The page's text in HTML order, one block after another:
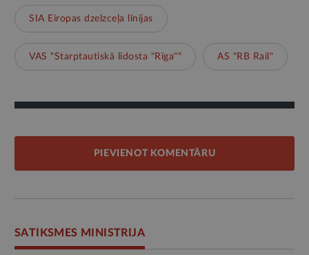
SIA Eiropas dzelzceļa līnijas
VAS "Starptautiskā lidosta "Rīga"" AS "RB Rail"
PIEVIENOT KOMENTĀRU
SATIKSMES MINISTRIJA